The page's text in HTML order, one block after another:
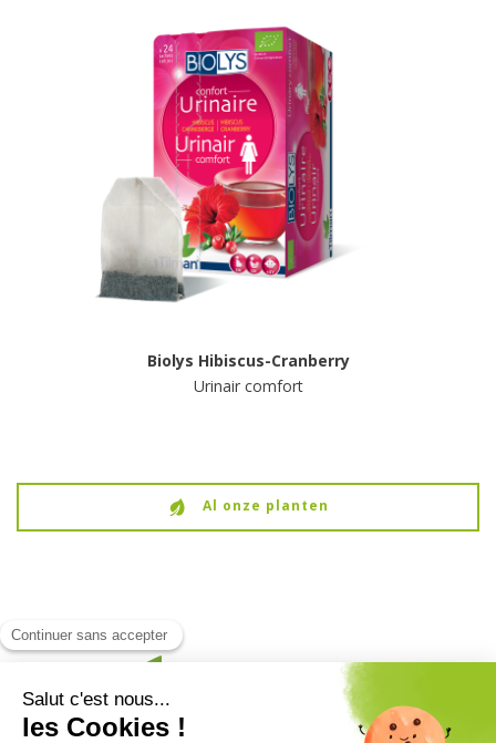
Biolys Hibiscus-Cranberry
Urinair comfort
Al onze planten